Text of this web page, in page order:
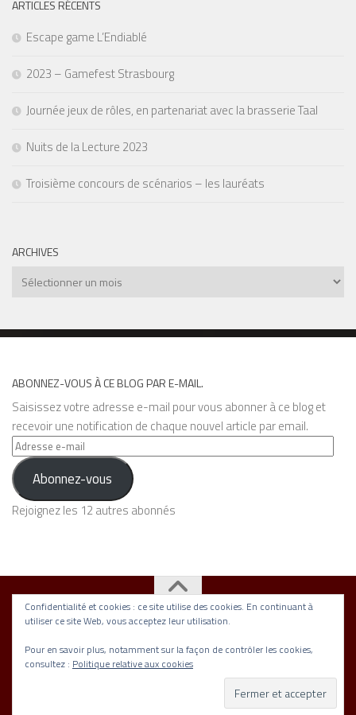
ARTICLES RÉCENTS
Escape game L’Endiablé
2023 – Gamefest Strasbourg
Journée jeux de rôles, en partenariat avec la brasserie Taal
Nuits de la Lecture 2023
Troisième concours de scénarios – les lauréats
ARCHIVES
Archives
ABONNEZ-VOUS À CE BLOG PAR E-MAIL.
Saisissez votre adresse e-mail pour vous abonner à ce blog et
recevoir une notification de chaque nouvel article par email.
Adresse
e-
mail Abonnez-vous
Rejoignez les 12 autres abonnés
Association Nickel © 2026. Tous droits réservés.
Fièrement propulsé par - Conçu parThème Hueman
Confidentialité et cookies : ce site utilise des cookies. En continuant à
utiliser ce site Web, vous acceptez leur utilisation.
Pour en savoir plus, notamment sur la façon de contrôler les cookies,
consultez : Politique relative aux cookies